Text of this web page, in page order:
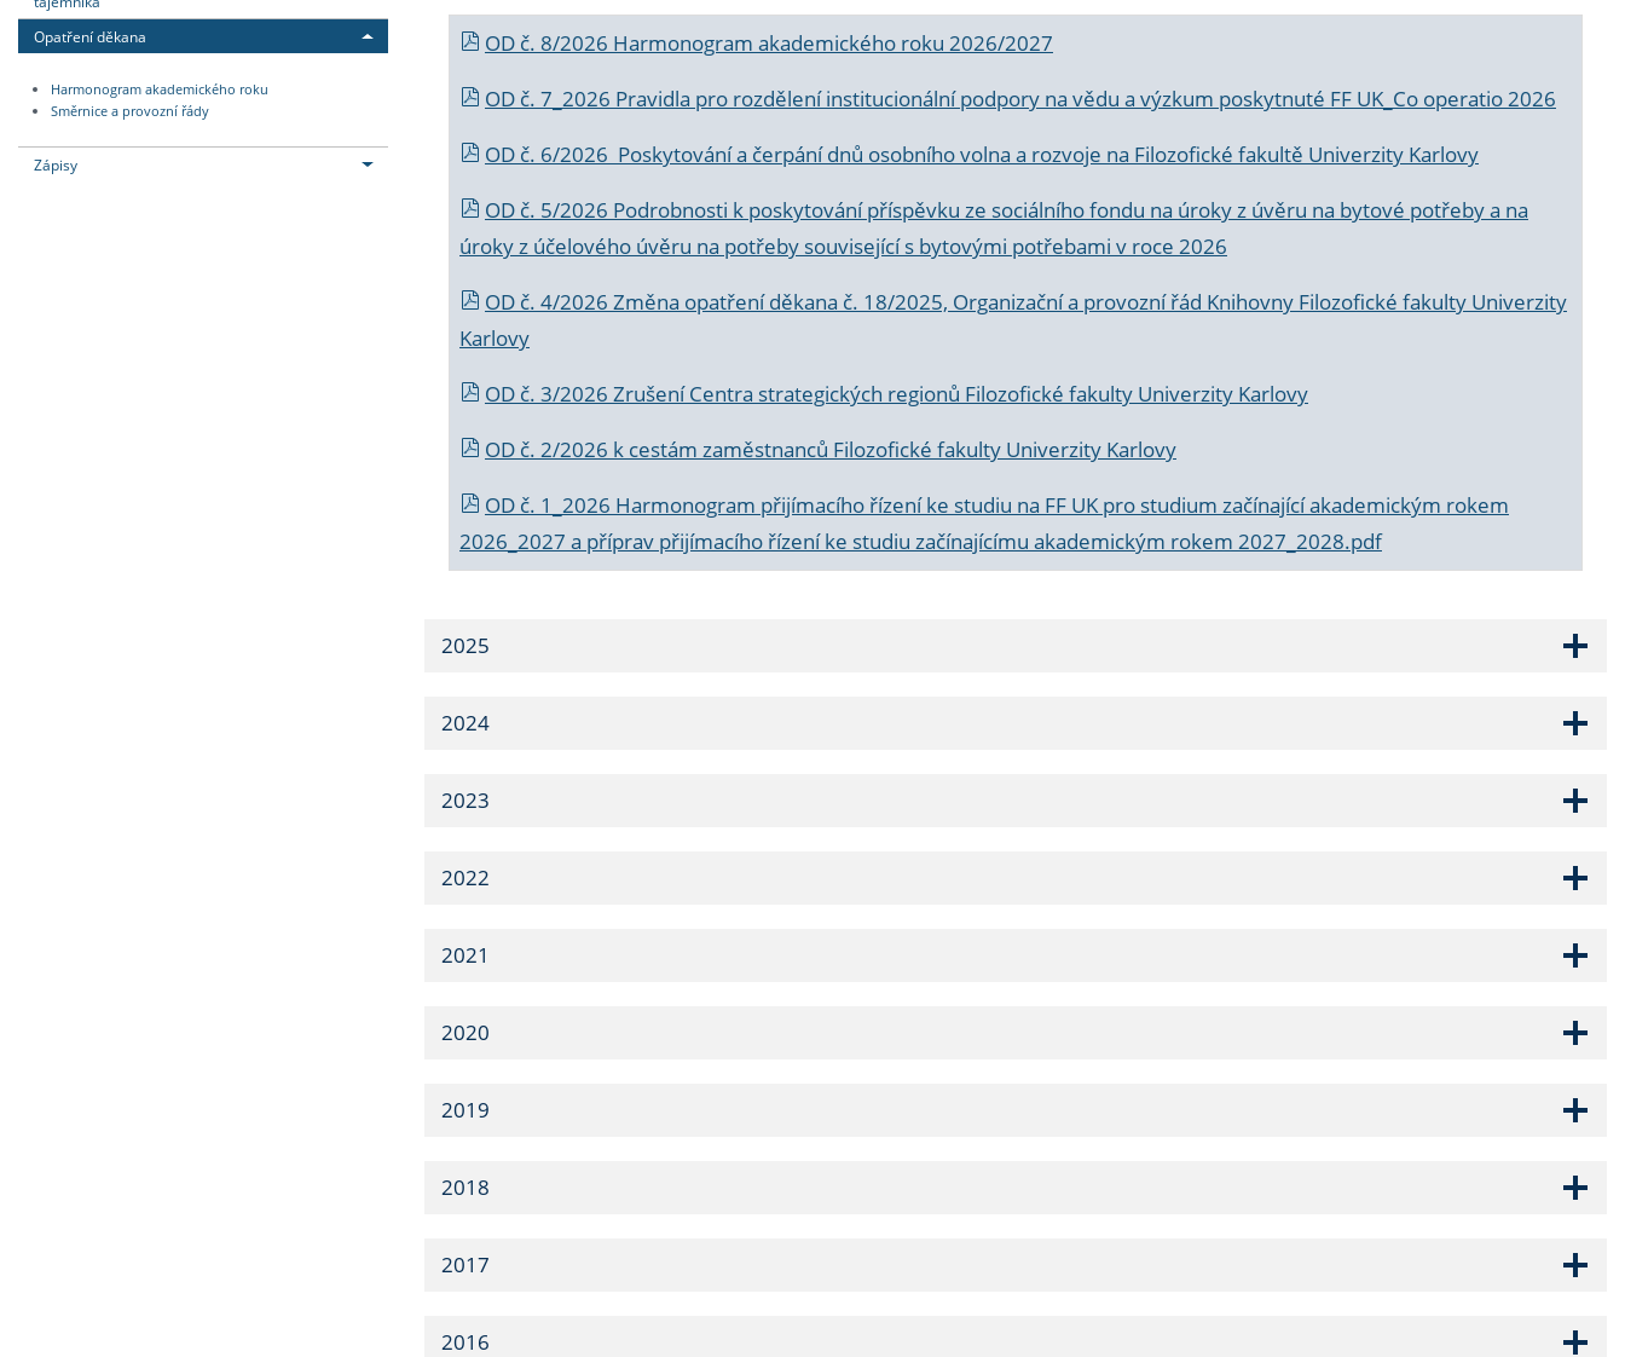
Opatření děkana
Harmonogram akademického roku
Směrnice a provozní řády
Zápisy
OD č. 8/2026 Harmonogram akademického roku 2026/2027
OD č. 7_2026 Pravidla pro rozdělení institucionální podpory na vědu a výzkum poskytnuté FF UK_Co operatio 2026
OD č. 6/2026 Poskytování a čerpání dnů osobního volna a rozvoje na Filozofické fakultě Univerzity Karlovy
OD č. 5/2026 Podrobnosti k poskytování příspěvku ze sociálního fondu na úroky z úvěru na bytové potřeby a na
úroky z účelového úvěru na potřeby související s bytovými potřebami v roce 2026
OD č. 4/2026 Změna opatření děkana č. 18/2025, Organizační a provozní řád Knihovny Filozofické fakulty Univerzity
Karlovy
OD č. 3/2026 Zrušení Centra strategických regionů Filozofické fakulty Univerzity Karlovy
OD č. 2/2026 k cestám zaměstnanců Filozofické fakulty Univerzity Karlovy
OD č. 1_2026 Harmonogram přijímacího řízení ke studiu na FF UK pro studium začínající akademickým rokem
2026_2027 a příprav přijímacího řízení ke studiu začínajícímu akademickým rokem 2027_2028.pdf
2025
2024
2023
2022
2021
2020
2019
2018
2017
2016